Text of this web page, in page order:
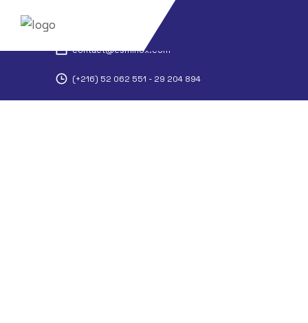
El Habibia route chavro n6 jedieda Manouba
contact@esminox.com
(+216) 52 062 551 - 29 204 894